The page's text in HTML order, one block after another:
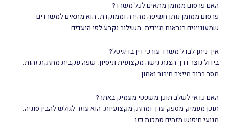
האם פרסום ממומן מתאים לכל משרד?
פרסום ממומן נותן חשיפה מהירה וממוקדת. הוא מתאים למשרדים
שמעוניינים בנראות מיידית. השילוב נקבע לפי היעדים.
איך ניתן לבדל משרד עורכי דין בדיגיטל?
בידול נוצר דרך הצגת גישה מקצועית וניסיון. שפה עקבית מחזקת זהות.
מסר ברור מייצר חיבור ואמון.
האם כדאי לשלב תוכן משפטי מעמיק באתר?
תוכן מעמיק מספק ערך ומחזק מקצועיות. הוא עוזר לגולש להבין סוגיה.
מנועי חיפוש מזהים סמכות כזו.